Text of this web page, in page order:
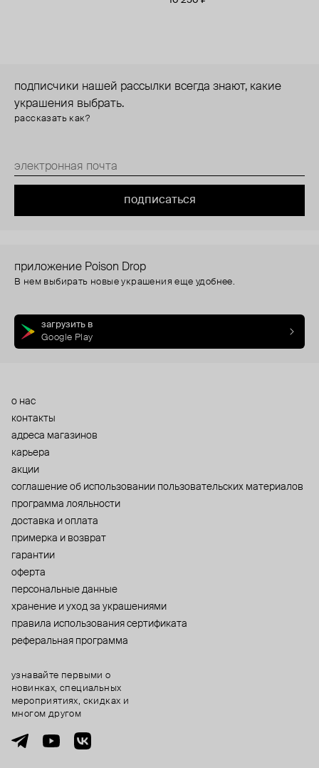
подписчики нашей рассылки всегда знают, какие
украшения выбрать.
рассказать как?
подписаться
приложение Poison Drop
В нем выбирать новые украшения еще удобнее.
загрузить в
Google Play
о нас
контакты
адреса магазинов
карьера
акции
cоглашение об использовании пользовательских материалов
программа лояльности
доставка и оплата
примерка и возврат
гарантии
оферта
персональные данные
хранение и уход за украшениями
правила использования сертификата
реферальная программа
узнавайте первыми о
новинках, специальных
мероприятиях, скидках и
многом другом